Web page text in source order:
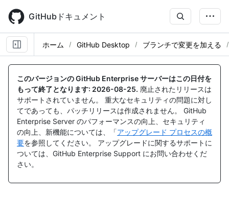
main
content
GitHubドキュメント
ホーム GitHub Desktop ブランチで変更を加える
このバージョンの GitHub Enterprise サーバーはこの日付を
もって終了となります: 2026-08-25. 廃止されたリリースは
サポートされていません。 重大なセキュリティの問題に対し
てであっても、パッチリリースは作成されません。 GitHub
Enterprise Server のパフォーマンスの向上、セキュリティ
の向上、新機能については、「アップグレード プロセスの概
要を参照してください。 アップグレードに関するサポートに
ついては、GitHub Enterprise Support にお問い合わせくだ
さい。